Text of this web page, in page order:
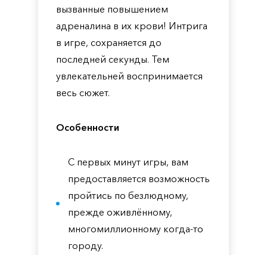
вызванные повышением
адреналина в их крови! Интрига
в игре, сохраняется до
последней секунды. Тем
увлекательней воспринимается
весь сюжет.
Особенности
С первых минут игры, вам
предоставляется возможность
пройтись по безлюдному,
прежде оживлённому,
многомиллионному когда-то
городу.